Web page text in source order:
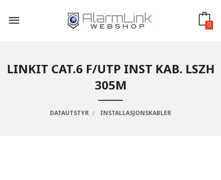
innholdet
0
LINKIT CAT.6 F/UTP INST KAB. LSZH
305M
DATAUTSTYR INSTALLASJONSKABLER